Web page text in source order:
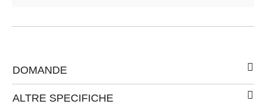
DOMANDE
ALTRE SPECIFICHE